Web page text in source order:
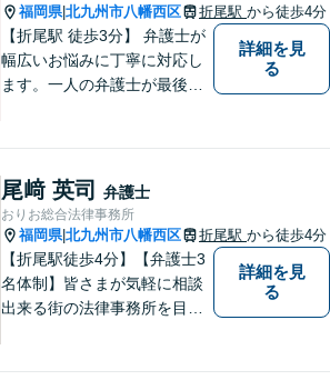
福岡県|北九州市八幡西区 折尾駅 から徒歩4分
【折尾駅 徒歩3分】 弁護士が
幅広いお悩みに丁寧に対応し
ます。一人の弁護士が最後ま
です。【丁寧な対応】
詳細を見
る
尾﨑 英司 弁護士
おりお総合法律事務所
福岡県|北九州市八幡西区 折尾駅 から徒歩4分
【折尾駅徒歩4分】【弁護士3
名体制】皆さまが気軽に相談
出来る街の法律事務所を目指
詳細を見
る